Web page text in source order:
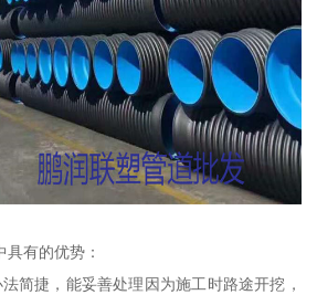
有的优势：
法简捷，能妥善处理因为施工时路途开挖，